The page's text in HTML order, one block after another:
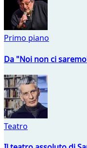
Primo piano
Da "Noi non ci
Teatro